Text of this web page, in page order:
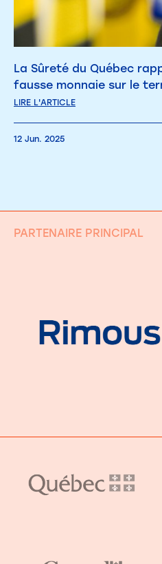
La Sûreté du Québec
fausse monnaie sur le
LIRE L'ARTICLE
12 Jun. 2025
PARTENAIRE PRINCIPAL